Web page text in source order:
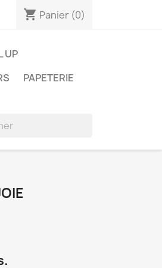
shopping_cart Panier (0)
UP
PAPETERIE